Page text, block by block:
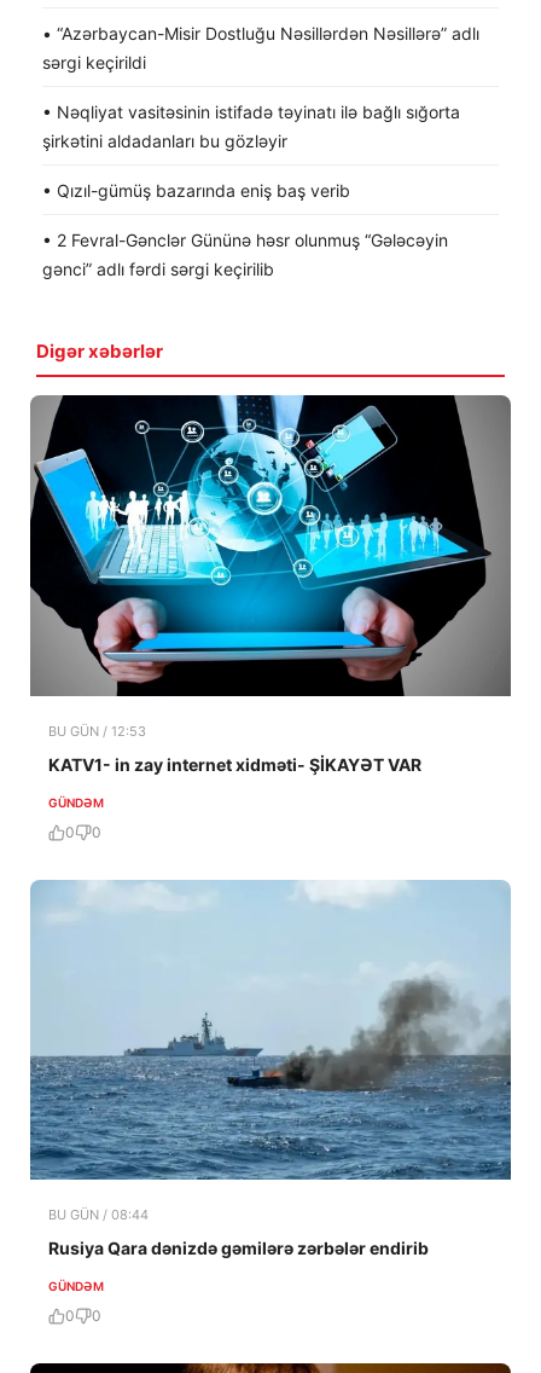
• “Azərbaycan-Misir Dostluğu Nəsillərdən Nəsillərə” adlı
sərgi keçirildi
• Nəqliyat vasitəsinin istifadə təyinatı ilə bağlı sığorta
şirkətini aldadanları bu gözləyir
• Qızıl-gümüş bazarında eniş baş verib
• 2 Fevral-Gənclər Gününə həsr olunmuş “Gələcəyin
gənci” adlı fərdi sərgi keçirilib
Digər xəbərlər
BU GÜN / 12:53
KATV1- in zay internet xidməti- ŞİKAYƏT VAR
GÜNDƏM
0 0
BU GÜN / 08:44
Rusiya Qara dənizdə gəmilərə zərbələr endirib
GÜNDƏM
0 0